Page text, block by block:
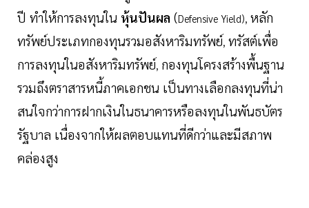
ปี ทำให้การลงทุนใน หุ้นปันผล (Defensive Yield), หลัก
ทรัพย์ประเภทกองทุนรวมอสังหาริมทรัพย์, ทรัสต์เพื่อ
การลงทุนในอสังหาริมทรัพย์, กองทุนโครงสร้างพื้นฐาน
รวมถึงตราสารหนี้ภาคเอกชน เป็นทางเลือกลงทุนที่น่า
สนใจกว่าการฝากเงินในธนาคารหรือลงทุนในพันธบัตร
รัฐบาล เนื่องจากให้ผลตอบแทนที่ดีกว่าและมีสภาพ
คล่องสูง